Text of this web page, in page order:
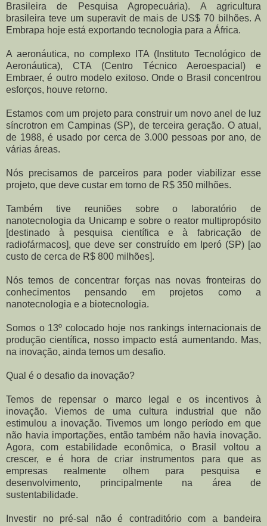
Brasileira de Pesquisa Agropecuária). A agricultura
brasileira teve um superavit de mais de US$ 70 bilhões. A
Embrapa hoje está exportando tecnologia para a África.
A aeronáutica, no complexo ITA (Instituto Tecnológico de
Aeronáutica), CTA (Centro Técnico Aeroespacial) e
Embraer, é outro modelo exitoso. Onde o Brasil concentrou
esforços, houve retorno.
Estamos com um projeto para construir um novo anel de luz
síncrotron em Campinas (SP), de terceira geração. O atual,
de 1988, é usado por cerca de 3.000 pessoas por ano, de
várias áreas.
Nós precisamos de parceiros para poder viabilizar esse
projeto, que deve custar em torno de R$ 350 milhões.
Também tive reuniões sobre o laboratório de
nanotecnologia da Unicamp e sobre o reator multipropósito
[destinado à pesquisa científica e à fabricação de
radiofármacos], que deve ser construído em Iperó (SP) [ao
custo de cerca de R$ 800 milhões].
Nós temos de concentrar forças nas novas fronteiras do
conhecimentos pensando em projetos como a
nanotecnologia e a biotecnologia.
Somos o 13º colocado hoje nos rankings internacionais de
produção científica, nosso impacto está aumentando. Mas,
na inovação, ainda temos um desafio.
Qual é o desafio da inovação?
Temos de repensar o marco legal e os incentivos à
inovação. Viemos de uma cultura industrial que não
estimulou a inovação. Tivemos um longo período em que
não havia importações, então também não havia inovação.
Agora, com estabilidade econômica, o Brasil voltou a
crescer, e é hora de criar instrumentos para que as
empresas realmente olhem para pesquisa e
desenvolvimento, principalmente na área de
sustentabilidade.
Investir no pré-sal não é contraditório com a bandeira